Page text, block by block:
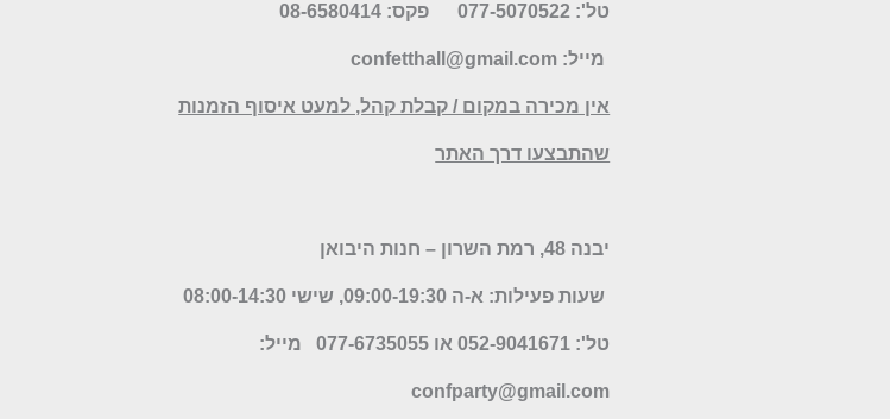
טל': 077-5070522 פקס: 08-6580414
מייל: confetthall@gmail.com
אין מכירה במקום / קבלת קהל, למעט איסוף הזמנות
שהתבצעו דרך האתר
יבנה 48, רמת השרון – חנות היבואן
שעות פעילות: א-ה 09:00-19:30, שישי 08:00-14:30
טל': 052-9041671 או 077-6735055 מייל:
confparty@gmail.com